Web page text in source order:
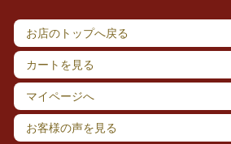
お店のトップへ戻る
カートを見る
マイページへ
お客様の声を見る